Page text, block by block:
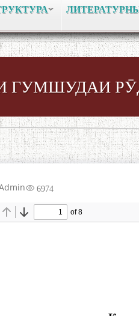
ГУМШУДАИ
6974